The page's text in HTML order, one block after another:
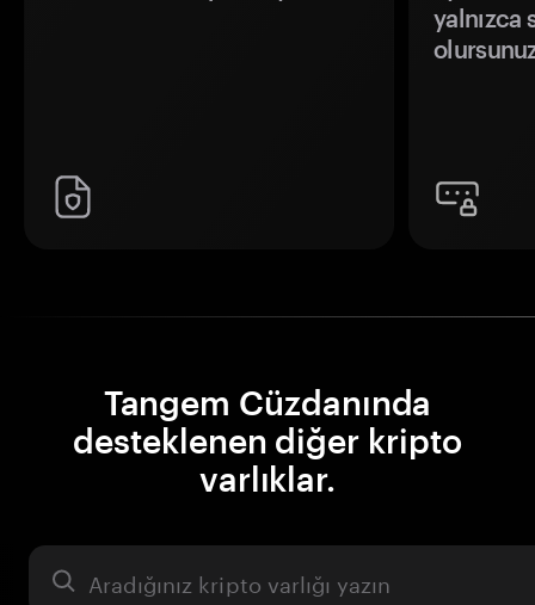
yalnızca
Tangem Cüzdanında
desteklenen diğer kripto
varlıklar.
Varlık